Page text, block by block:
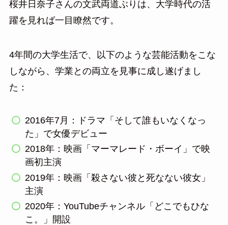
桜井日奈子さんの文武両道ぶりは、大学時代の活
躍を見れば一目瞭然です。
4年間の大学生活で、以下のような芸能活動をこな
しながら、学業との両立を見事に成し遂げまし
た：
2016年7月：ドラマ「そして誰もいなくなっ
た」で女優デビュー
2018年：映画「マーマレード・ボーイ」で映
画初主演
2019年：映画「殺さない彼と死なない彼女」
主演
2020年：YouTubeチャンネル「どこでもひな
こ。」開設